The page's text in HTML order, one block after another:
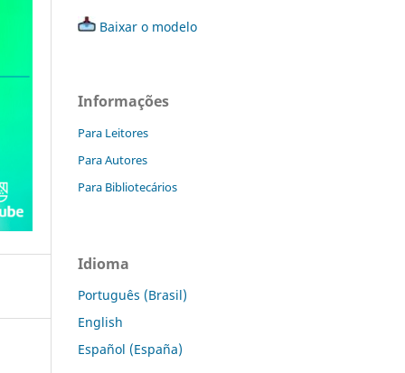
Baixar o modelo
Informações
Para Leitores
Para Autores
Para Bibliotecários
Idioma
Português (Brasil)
English
Español (España)